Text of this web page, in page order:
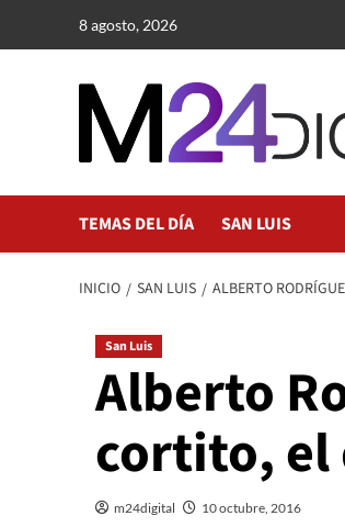
8 agosto, 2026
TEMAS DEL DÍA SAN LUIS
INICIO SAN LUIS ALBERTO
San Luis
Alberto
cortito, el
m24digital 10 octubre, 2016